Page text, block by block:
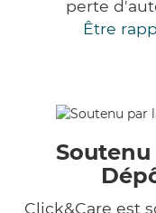
perte
Être
Soutenu
Click&Care est